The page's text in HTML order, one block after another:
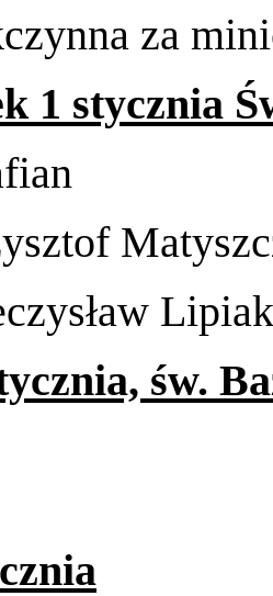
za
1 sty­cz­nia
św.